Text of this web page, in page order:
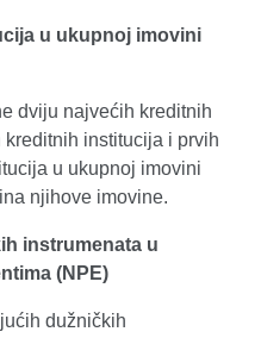
u ukupnoj imovini
dviju najvećih kreditnih
institucija i prvih
u ukupnoj imovini
njihove imovine.
instrumenata u
(NPE)
dužničkih